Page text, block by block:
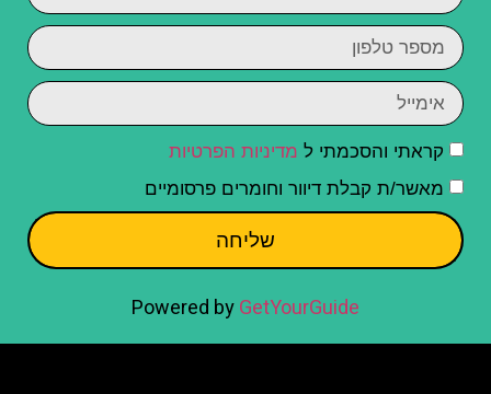
קראתי והסכמתי ל מדיניות הפרטיות
מאשר/ת קבלת דיוור וחומרים פרסומיים
שליחה
Powered byGetYourGuide